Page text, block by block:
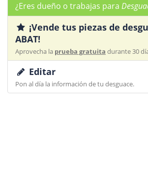
¿Eres dueño o trabajas para
¡Vende tus piezas de
ABAT!
Aprovecha la prueba gratuita durante 30
Editar
Pon al día la información de tu desguace.